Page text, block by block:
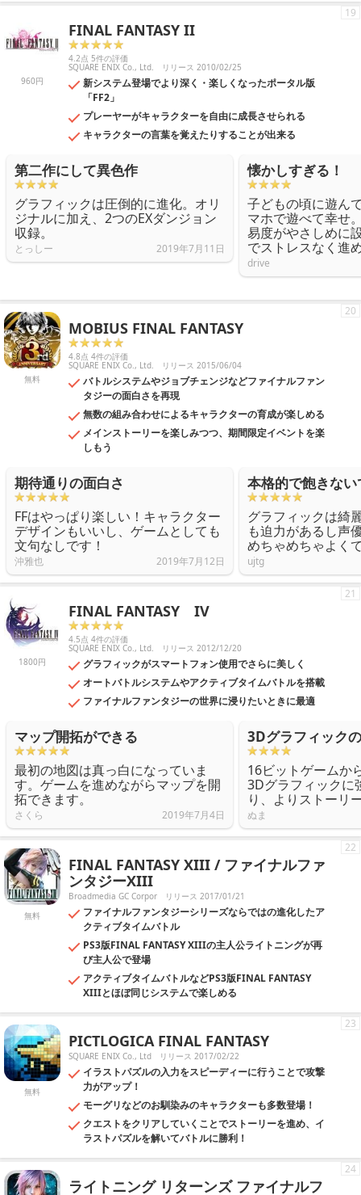
960円
FINAL FANTASY II
4.2点 5件の評価
SQUARE ENIX Co., Ltd. リリース 2010/02/25
新システム登場でより深く・楽しくなったポータル版
「FF2」
プレーヤーがキャラクターを自由に成長させられる
キャラクターの言葉を覚えたりすることが出来る
19
第二作にして異色作
グラフィックは圧倒的に進化。オリ
ジナルに加え、2つのEXダンジョン
収録。
とっしー 2019年7月11日
懐かしすぎる！
子どもの頃に遊ん
マホで遊べて幸せ
易度がやさしめに
でストレスなく進
drive
無料
MOBIUS FINAL FANTASY
4.8点 4件の評価
SQUARE ENIX Co., Ltd. リリース 2015/06/04
バトルシステムやジョブチェンジなどファイナルファン
タジーの面白さを再現
無数の組み合わせによるキャラクターの育成が楽しめる
メインストーリーを楽しみつつ、期間限定イベントを楽
しもう
20
期待通りの面白さ
FFはやっぱり楽しい！キャラクター
デザインもいいし、ゲームとしても
文句なしです！
沖雅也 2019年7月12日
本格的で飽きない
グラフィックは綺
も迫力があるし声
めちゃめちゃよく
ujtg
1800円
FINAL FANTASY IV
4.5点 4件の評価
SQUARE ENIX Co., Ltd. リリース 2012/12/20
グラフィックがスマートフォン使用でさらに美しく
オートバトルシステムやアクティブタイムバトルを搭載
ファイナルファンタジーの世界に浸りたいときに最適
21
マップ開拓ができる
最初の地図は真っ白になっていま
す。ゲームを進めながらマップを開
拓できます。
さくら 2019年7月4日
3Dグラフィック
16ビットゲームか
3Dグラフィックに
り、よりストーリ
ぬま
無料
FINAL FANTASY XIII / ファイナルファ
ンタジーXIII
Broadmedia GC Corpor リリース 2017/01/21
ファイナルファンタジーシリーズならではの進化したア
クティブタイムバトル
PS3版FINAL FANTASY XIIIの主人公ライトニングが再
び主人公で登場
アクティブタイムバトルなどPS3版FINAL FANTASY
XIIIとほぼ同じシステムで楽しめる
22
無料
PICTLOGICA FINAL FANTASY
SQUARE ENIX Co., Ltd リリース 2017/02/22
イラストパズルの入力をスピーディーに行うことで攻撃
力がアップ！
モーグリなどのお馴染みのキャラクターも多数登場！
クエストをクリアしていくことでストーリーを進め、イ
ラストパズルを解いてバトルに勝利！
23
ライトニング リターンズ ファイナルフ
24